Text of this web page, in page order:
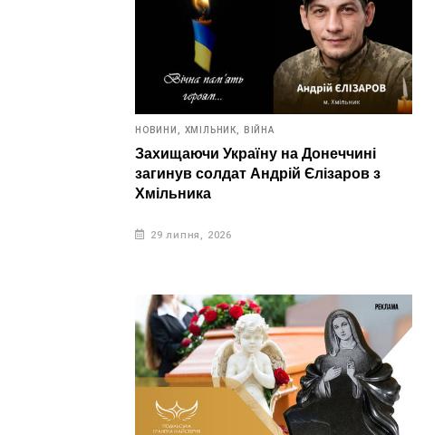
НОВИНИ, ХМІЛЬНИК, ВІЙНА
Захищаючи Україну на Донеччині
загинув солдат Андрій Єлізаров з
Хмільника
29 липня, 2026